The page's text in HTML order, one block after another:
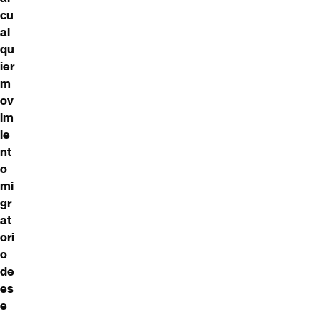
cu
al
qu
ier
m
ov
im
ie
nt
o
mi
gr
at
ori
o
de
es
e